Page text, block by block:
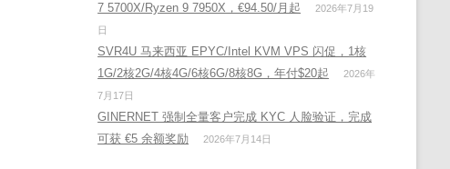
7 5700X/Ryzen 9 7950X，€94.50/月起
2026年7月19
日
SVR4U 马来西亚 EPYC/Intel KVM VPS 闪促，1核
1G/2核2G/4核4G/6核6G/8核8G，年付$20起
2026年
7月17日
GINERNET 强制全量客户完成 KYC 人脸验证，完成
可获 €5 余额奖励
2026年7月14日